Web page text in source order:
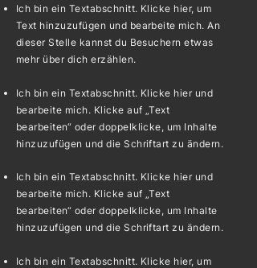
Ich bin ein Textabschnitt. Klicke hier, um
Text hinzuzufügen und bearbeite mich. An
dieser Stelle kannst du Besuchern etwas
mehr über dich erzählen.
Ich bin ein Textabschnitt. Klicke hier und
bearbeite mich. Klicke auf „Text
bearbeiten“ oder doppelklicke, um Inhalte
hinzuzufügen und die Schriftart zu ändern.
Ich bin ein Textabschnitt. Klicke hier und
bearbeite mich. Klicke auf „Text
bearbeiten“ oder doppelklicke, um Inhalte
hinzuzufügen und die Schriftart zu ändern.
Ich bin ein Textabschnitt. Klicke hier, um